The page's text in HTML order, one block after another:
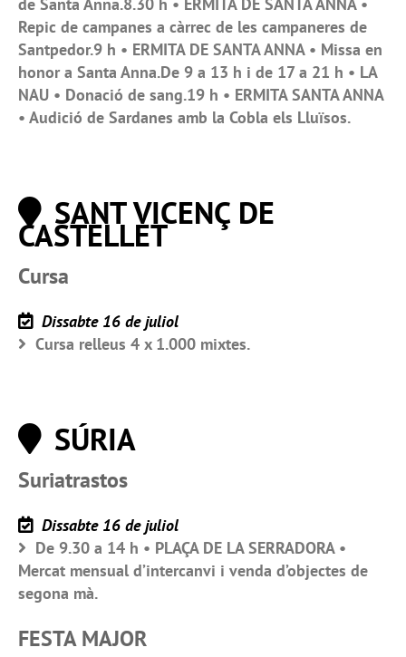
de Santa Anna.8.30 h • ERMITA DE SANTA ANNA •
Repic de campanes a càrrec de les campaneres de
Santpedor.9 h • ERMITA DE SANTA ANNA • Missa en
honor a Santa Anna.De 9 a 13 h i de 17 a 21 h • LA
NAU • Donació de sang.19 h • ERMITA SANTA ANNA
• Audició de Sardanes amb la Cobla els Lluïsos.
SANT VICENÇ DE
CASTELLET
Cursa
Dissabte 16 de juliol
Cursa relleus 4 x 1.000 mixtes.
SÚRIA
Suriatrastos
Dissabte 16 de juliol
De 9.30 a 14 h • PLAÇA DE LA SERRADORA •
Mercat mensual d’intercanvi i venda d’objectes de
segona mà.
FESTA MAJOR